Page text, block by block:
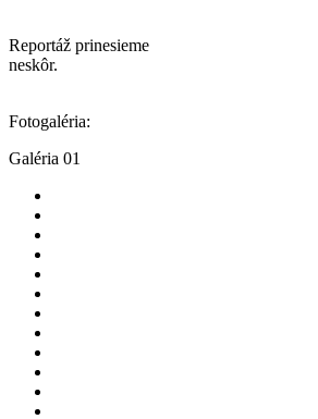
Reportáž prinesieme
neskôr.
Fotogaléria:
Galéria 01